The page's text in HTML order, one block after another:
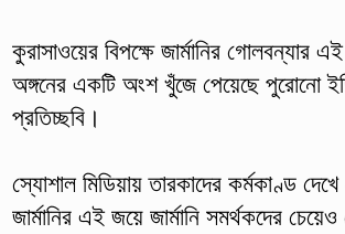
কুরাসাওয়ের বিপক্ষে জার্মানির গোলবন্যার
অঙ্গনের একটি অংশ খুঁজে পেয়েছে পুরোনো
প্রতিচ্ছবি।
স্যোশাল মিডিয়ায় তারকাদের কর্মকাণ্ড
জার্মানির এই জয়ে জার্মানি সমর্থকদের